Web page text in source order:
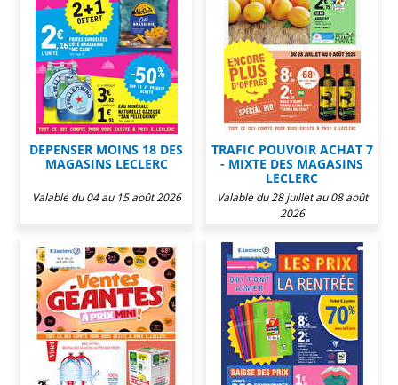
DEPENSER MOINS 18 DES
MAGASINS LECLERC
Valable du 04 au 15 août 2026
TRAFIC POUVOIR ACHAT 7
- MIXTE DES MAGASINS
LECLERC
Valable du 28 juillet au 08 août
2026